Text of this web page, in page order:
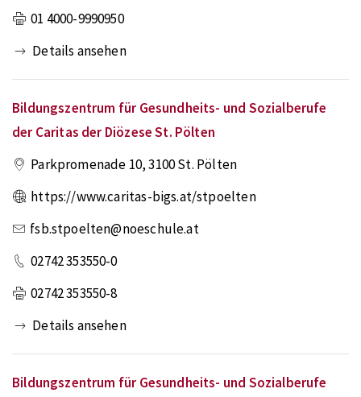
01 4000-9990950
Details ansehen
Bildungszentrum für Gesundheits- und Sozialberufe
der Caritas der Diözese St. Pölten
Parkpromenade 10,3100St. Pölten
https://www.caritas-bigs.at/stpoelten
fsb.stpoelten@noeschule.at
02742 353550-0
02742 353550-8
Details ansehen
Bildungszentrum für Gesundheits- und Sozialberufe